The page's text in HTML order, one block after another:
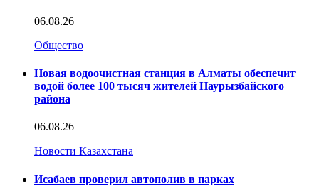
06.08.26
Общество
Новая водоочистная станция в Алматы обеспечит
водой более 100 тысяч жителей Наурызбайского
района
06.08.26
Новости Казахстана
Исабаев проверил автополив в парках